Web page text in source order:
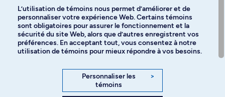
Langues
Facebook Instagram
YouTube
L’utilisation de témoins nous permet d’améliorer et de
personnaliser votre expérience Web. Certains témoins
sont obligatoires pour assurer le fonctionnement et la
sécurité du site Web, alors que d’autres enregistrent vos
préférences. En acceptant tout, vous consentez à notre
utilisation de témoins pour mieux répondre à vos besoins.
Personnaliser les
témoins
>